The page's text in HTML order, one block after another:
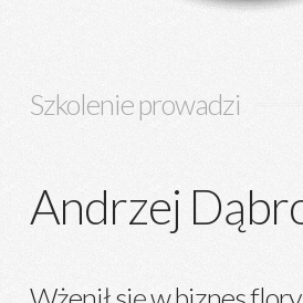
Szkolenie prowadzi
Andrzej